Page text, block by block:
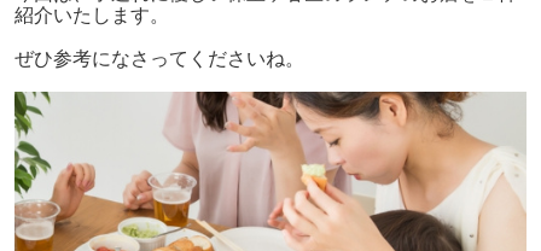
紹介いたします。
ぜひ参考になさってくださいね。